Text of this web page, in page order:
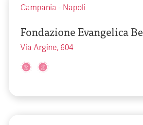
Campania - Napoli
Fondazione Evangelica
Via Argine, 604